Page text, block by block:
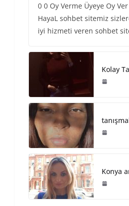
0 0 Oy Verme Üyeye Oy
HayaL sohbet sitemiz
iyi hizmeti veren sohbet
Kolay
Konya